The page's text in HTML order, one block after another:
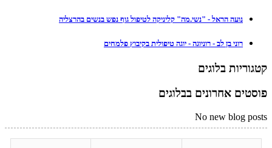
נועה הראל - "נשי.מה" קליניקה לטיפול גוף נפש בנשים בהרצליה
רוני בן לב - רוניוגה - יוגה טיפולית בקיבוץ פלמחים
קטגוריות בלוגים
פוסטים אחרונים בבלוגים
No new blog posts